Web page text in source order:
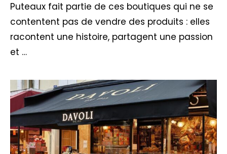
Puteaux fait partie de ces boutiques qui ne se
contentent pas de vendre des produits : elles
racontent une histoire, partagent une passion
et …